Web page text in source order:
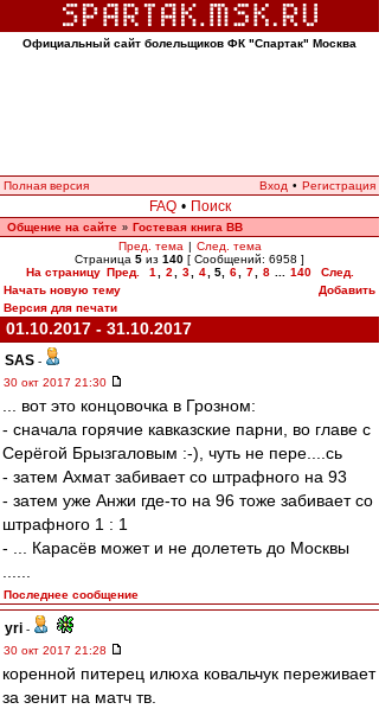
Официальный сайт болельщиков ФК "Спартак" Москва
Полная версия Вход • Регистрация
FAQ • Поиск
Общение на сайте » Гостевая книга ВВ
Пред. тема | След. тема
Страница 5 из 140 [ Сообщений: 6958 ]
На страницу Пред. 1 2 3 4 5, 6 7 8 140
След.
Начать новую тему
Добавить
Версия для печати
01.10.2017 - 31.10.2017
SAS -
30 окт 2017 21:30
... вот это концовочка в Грозном:
- сначала горячие кавказские парни, во главе с
Серёгой Брызгаловым :-), чуть не пере....сь
- затем Ахмат забивает со штрафного на 93
- затем уже Анжи где-то на 96 тоже забивает со
штрафного 1 : 1
- ... Карасёв может и не долететь до Москвы
Последнее сообщение
yri -
30 окт 2017 21:28
коренной питерец илюха ковальчук переживает
за зенит на матч тв.